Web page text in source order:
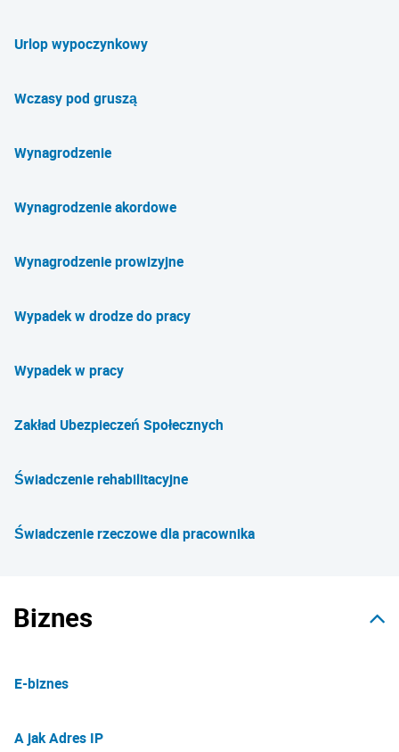
Urlop wypoczynkowy
Wczasy pod gruszą
Wynagrodzenie
Wynagrodzenie akordowe
Wynagrodzenie prowizyjne
Wypadek w drodze do pracy
Wypadek w pracy
Zakład Ubezpieczeń Społecznych
Świadczenie rehabilitacyjne
Świadczenie rzeczowe dla pracownika
Biznes
E-biznes
A jak Adres IP